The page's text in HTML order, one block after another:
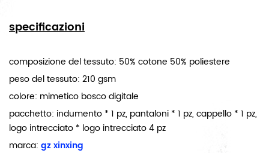
specificazioni
composizione del tessuto: 50% cotone 50% poliestere
peso del tessuto: 210 gsm
colore: mimetico bosco digitale
pacchetto: indumento * 1 pz, pantaloni * 1 pz, cappello * 1 pz,
logo intrecciato * logo intrecciato 4 pz
marca: gz xinxing